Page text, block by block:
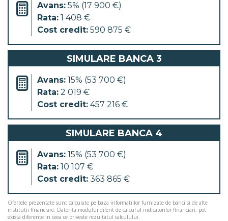
Avans: 5% (17 900 €)
Rata: 1 408 €
Cost credit: 590 875 €
SIMULARE BANCA 3
Avans: 15% (53 700 €)
Rata: 2 019 €
Cost credit: 457 216 €
SIMULARE BANCA 4
Avans: 15% (53 700 €)
Rata: 10 107 €
Cost credit: 363 865 €
Ofertele prezentate sunt calculate pe baza informatiilor furnizate de banci si de alte
institutii financiare. Datorita modului diferit de calcul al indicatorilor financiari, pot
exista diferente in ceea ce priveste rezultatul calculului.